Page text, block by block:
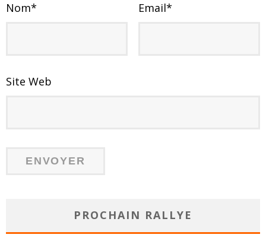
Nom* Email*
Site Web
PROCHAIN RALLYE